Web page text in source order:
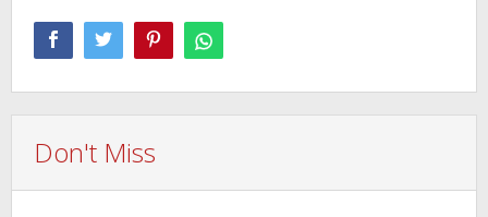
Don't Miss